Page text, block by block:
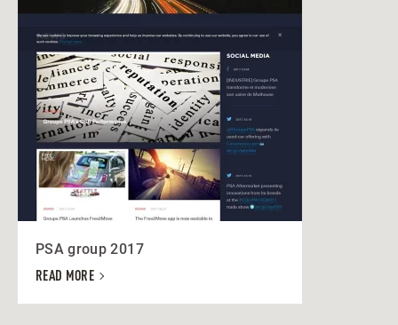
PSA group 2017
READ MORE